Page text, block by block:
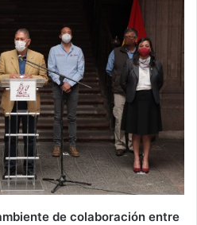
de colaboración entre